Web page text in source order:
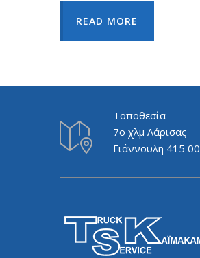
READ MORE
Τοποθεσία
7ο χλμ Λάρισας
Γιάννουλη 415 00